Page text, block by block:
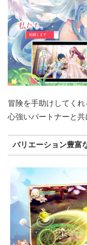
冒険を手助けしてく
心強いパートナーと共
バリエーション豊富